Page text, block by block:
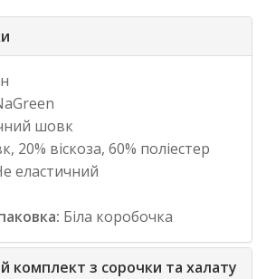
шовк
20% віскоза, 60% поліестер
еластичний
Біла коробочка
комплект з сорочки та халату